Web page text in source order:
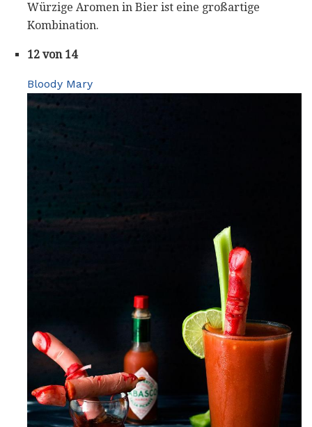
Würzige Aromen in Bier ist eine großartige
Kombination.
12 von 14
Bloody Mary